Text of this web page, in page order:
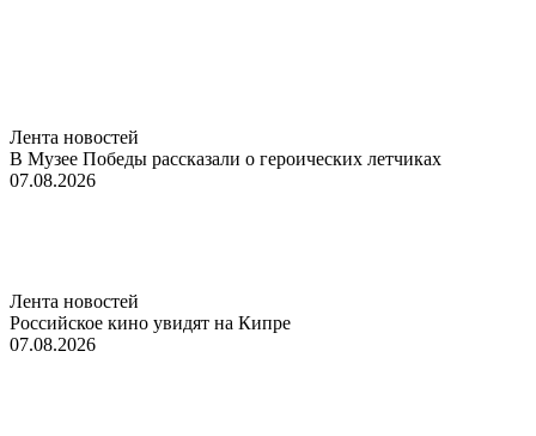
Лента новостей
В Музее Победы рассказали о героических летчиках
07.08.2026
Лента новостей
Российское кино увидят на Кипре
07.08.2026